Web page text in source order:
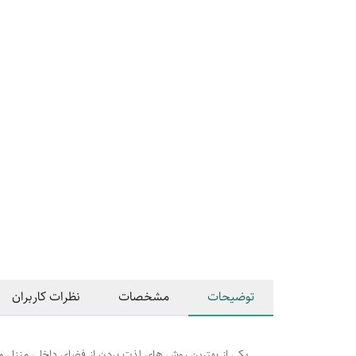
توضیحات مشخصات نظرات کاربران